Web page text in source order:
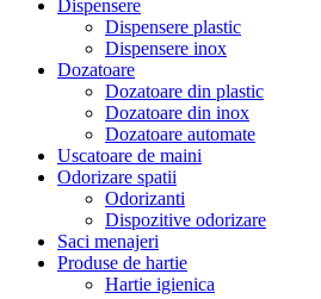
Dispensere
Dispensere plastic
Dispensere inox
Dozatoare
Dozatoare din plastic
Dozatoare din inox
Dozatoare automate
Uscatoare de maini
Odorizare spatii
Odorizanti
Dispozitive odorizare
Saci menajeri
Produse de hartie
Hartie igienica